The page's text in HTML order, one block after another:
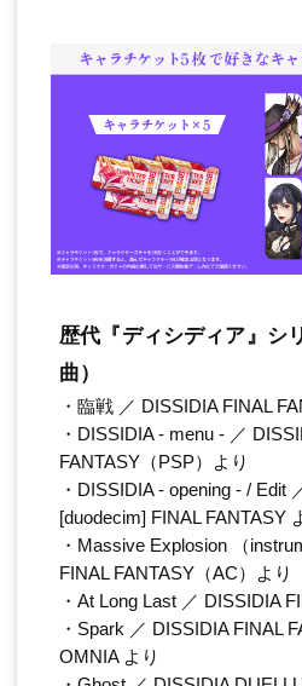
歴代『ディシディア』シ
曲）
・臨戦 ／ DISSIDIA FINAL
・DISSIDIA - menu - ／
FANTASY（PSP）より
・DISSIDIA - opening - / Edit
[duodecim] FINAL FANTASY
・Massive Explosion （
FINAL FANTASY（AC）より
・At Long Last ／ DISSIDIA
・Spark ／ DISSIDIA FINAL
OMNIA より